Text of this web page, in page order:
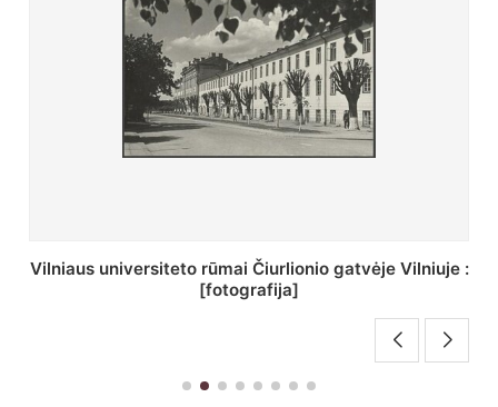
St. Batoro universiteto J. Pilsudskio kolegija :
[fotografija]